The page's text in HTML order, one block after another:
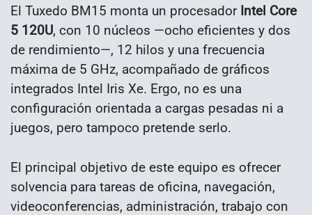
El Tuxedo BM15 monta un procesador Intel Core
5 120U, con 10 núcleos —ocho eficientes y dos
de rendimiento—, 12 hilos y una frecuencia
máxima de 5 GHz, acompañado de gráficos
integrados Intel Iris Xe. Ergo, no es una
configuración orientada a cargas pesadas ni a
juegos, pero tampoco pretende serlo.
El principal objetivo de este equipo es ofrecer
solvencia para tareas de oficina, navegación,
videoconferencias, administración, trabajo con